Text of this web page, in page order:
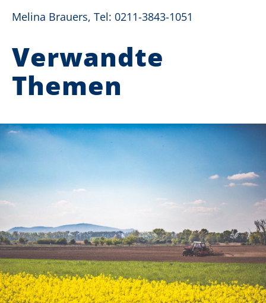
Melina Brauers, Tel: 0211-3843-1051
Verwandte
Themen